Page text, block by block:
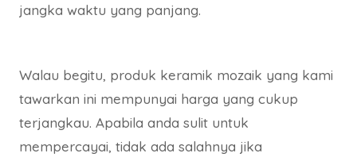
jangka waktu yang panjang.
Walau begitu, produk keramik mozaik yang kami
tawarkan ini mempunyai harga yang cukup
terjangkau. Apabila anda sulit untuk
mempercayai, tidak ada salahnya jika